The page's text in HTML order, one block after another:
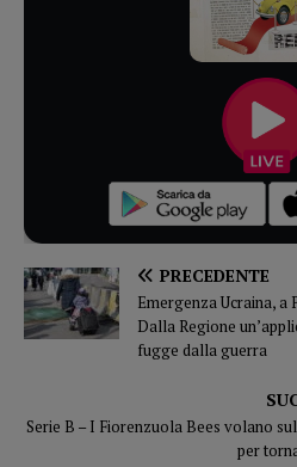
PRECEDENTE
Emergenza Ucraina, a
Dalla Regione
fugge dalla guerra
Serie B – I Fiorenzuola Bees volano
per